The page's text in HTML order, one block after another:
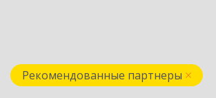
Рекомендованные партнеры